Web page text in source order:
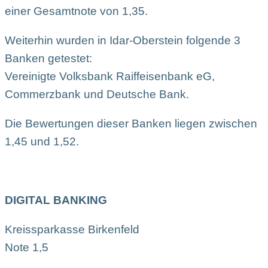
einer Gesamtnote von 1,35.
Weiterhin wurden in Idar-Oberstein folgende 3
Banken getestet:
Vereinigte Volksbank Raiffeisenbank eG,
Commerzbank und Deutsche Bank.
Die Bewertungen dieser Banken liegen zwischen
1,45 und 1,52.
DIGITAL BANKING
Kreissparkasse Birkenfeld
Note 1,5